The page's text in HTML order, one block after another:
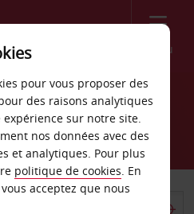
Menu
Opole
pour vous proposer des
des raisons analytiques
sur notre site.
nos données avec des
et analytiques. Pour plus
politique de cookies. En
acceptez que nous